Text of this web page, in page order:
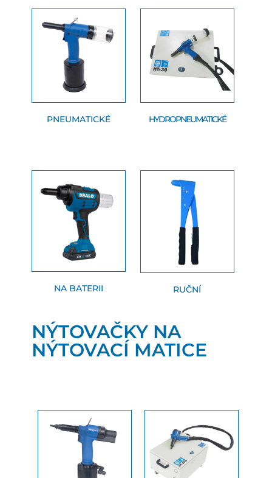
PNEUMATICKÉ HYDROPNEUMATICKÉ
NA BATERII RUČNÍ
NÝTOVAČKY NA
NÝTOVACÍ MATICE